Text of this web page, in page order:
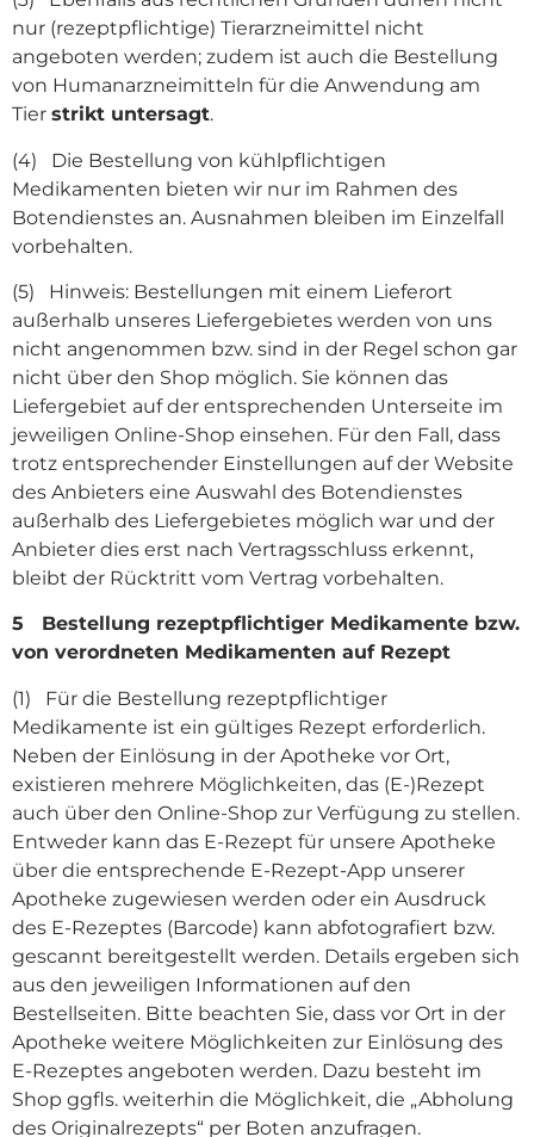
nur (rezeptpflichtige) Tierarzneimittel nicht
angeboten werden; zudem ist auch die Bestellung
von Humanarzneimitteln für die Anwendung am
Tier strikt untersagt.
(4) Die Bestellung von kühlpflichtigen
Medikamenten bieten wir nur im Rahmen des
Botendienstes an. Ausnahmen bleiben im Einzelfall
vorbehalten.
(5) Hinweis: Bestellungen mit einem Lieferort
außerhalb unseres Liefergebietes werden von uns
nicht angenommen bzw. sind in der Regel schon gar
nicht über den Shop möglich. Sie können das
Liefergebiet auf der entsprechenden Unterseite im
jeweiligen Online-Shop einsehen. Für den Fall, dass
trotz entsprechender Einstellungen auf der Website
des Anbieters eine Auswahl des Botendienstes
außerhalb des Liefergebietes möglich war und der
Anbieter dies erst nach Vertragsschluss erkennt,
bleibt der Rücktritt vom Vertrag vorbehalten.
5 Bestellung rezeptpflichtiger Medikamente bzw.
von verordneten Medikamenten auf Rezept
(1) Für die Bestellung rezeptpflichtiger
Medikamente ist ein gültiges Rezept erforderlich.
Neben der Einlösung in der Apotheke vor Ort,
existieren mehrere Möglichkeiten, das (E-)Rezept
auch über den Online-Shop zur Verfügung zu stellen.
Entweder kann das E-Rezept für unsere Apotheke
über die entsprechende E-Rezept-App unserer
Apotheke zugewiesen werden oder ein Ausdruck
des E-Rezeptes (Barcode) kann abfotografiert bzw.
gescannt bereitgestellt werden. Details ergeben sich
aus den jeweiligen Informationen auf den
Bestellseiten. Bitte beachten Sie, dass vor Ort in der
Apotheke weitere Möglichkeiten zur Einlösung des
E-Rezeptes angeboten werden. Dazu besteht im
Shop ggfls. weiterhin die Möglichkeit, die „Abholung
des Originalrezepts“ per Boten anzufragen.